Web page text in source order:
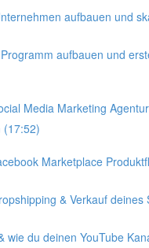
aufbauen und
aufbauen und
Media Marketing
(17:52)
Marketplace
& Verkauf deines
wie du deinen YouTube